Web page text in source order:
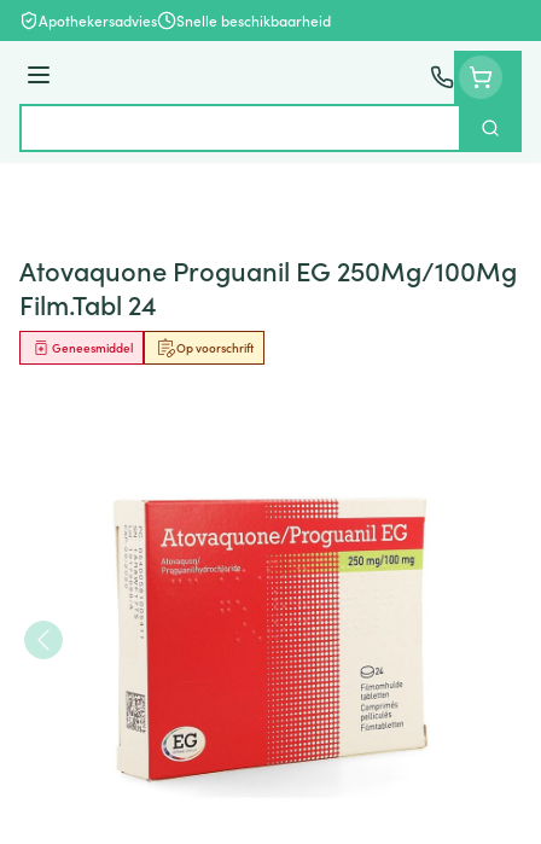
Ga naar de inhoud
Apothekersadvies Snelle beschikbaarheid
Menu
Zoek
Atovaquone Proguanil EG 250Mg/100Mg
Film.Tabl 24
Op voorschrift
Geneesmiddel